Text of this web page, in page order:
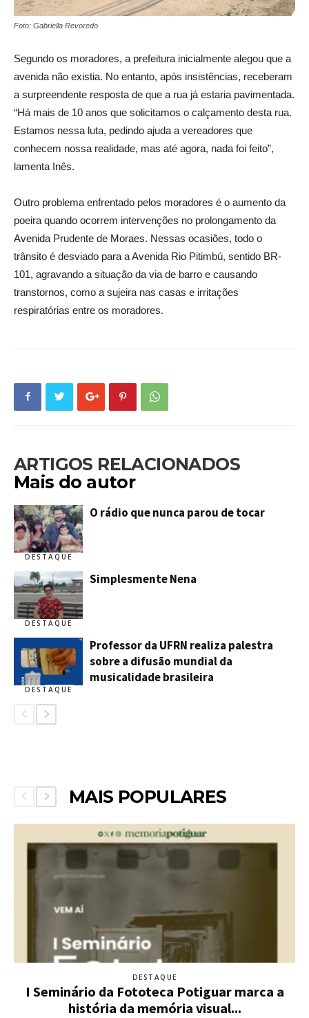
Foto: Gabriella Revoredo
Segundo os moradores, a prefeitura inicialmente alegou que a
avenida não existia. No entanto, após insistências, receberam
a surpreendente resposta de que a rua já estaria pavimentada.
“Há mais de 10 anos que solicitamos o calçamento desta rua.
Estamos nessa luta, pedindo ajuda a vereadores que
conhecem nossa realidade, mas até agora, nada foi feito”,
lamenta Inês.
Outro problema enfrentado pelos moradores é o aumento da
poeira quando ocorrem intervenções no prolongamento da
Avenida Prudente de Moraes. Nessas ocasiões, todo o
trânsito é desviado para a Avenida Rio Pitimbú, sentido BR-
101, agravando a situação da via de barro e causando
transtornos, como a sujeira nas casas e irritações
respiratórias entre os moradores.
ARTIGOS RELACIONADOS
Mais do autor
DESTAQUE
O rádio que nunca parou de tocar
DESTAQUE
Simplesmente Nena
DESTAQUE
Professor da UFRN realiza palestra
sobre a difusão mundial da
musicalidade brasileira
MAIS POPULARES
DESTAQUE
I Seminário da Fototeca Potiguar marca a
história da memória visual...